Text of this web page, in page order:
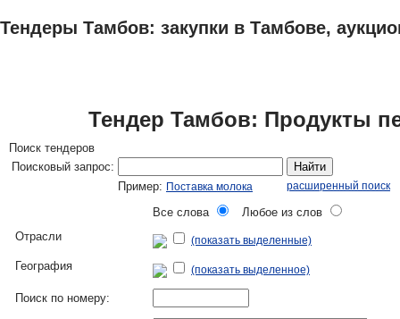
Тендеры Тамбов: закупки в Тамбове,
Тендер Тамбов: Продукты
Поиск тендеров
Поисковый запрос:
Найти
Пример: Поставка молока расширенный поиск
Все слова
Любое из слов
Отрасли
(показать выделенные)
География (показать выделенное)
Поиск по номеру: